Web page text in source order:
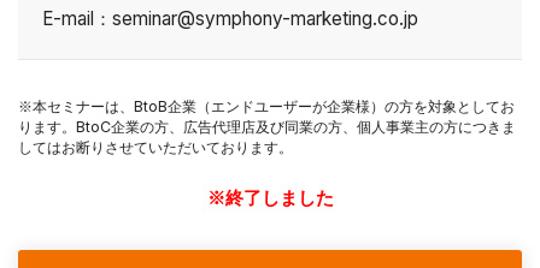
E-mail：seminar@symphony-marketing.co.jp
※本セミナーは、BtoB企業（エンドユーザーが企業様）の方を対象としてお
ります。BtoC企業の方、広告代理店及び同業の方、個人事業主の方につきま
してはお断りさせていただいております。
※終了しました